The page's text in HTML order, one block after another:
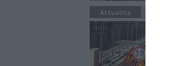
Attualità